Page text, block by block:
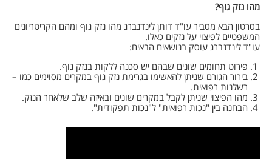
מהו נזק גוף?
בסרטון הבא מסביר עו"ד דותן לינדנברג מהו נזק גוף ומהם הקריטריונים
המשפטיים לפיצוי על נזקים כאלו.
עו"ד לינדנברג עוסק בנושאים הבאים:
פירוט תחומים שונים שבהם יש סכנה ללקות בנזק גוף.
בירור הגורם שניתן להאשימו בגרימת נזק גוף במקרים מסוימים כמו –
רשלנות רפואית.
מהו הפיצוי שניתן לקבל במקרים שונים ובאיזה שלב שלאחר הנזק.
הבחנה בין "נכות רפואית" ל"נכות תפקודית".